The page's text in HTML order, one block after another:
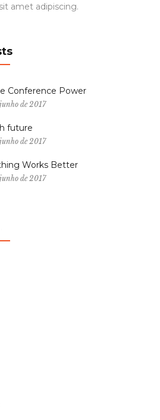
amet adipiscing.
Conference Power
de 2017
future
de 2017
Works Better
de 2017